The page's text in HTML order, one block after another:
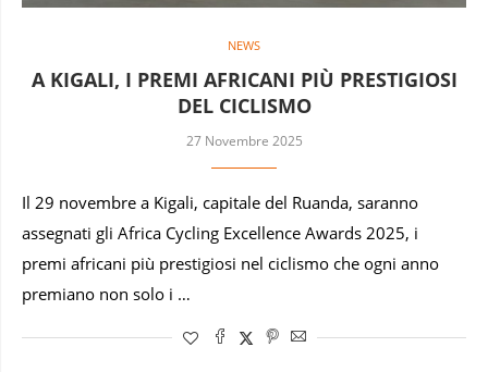
NEWS
A KIGALI, I PREMI AFRICANI PIÙ PRESTIGIOSI
DEL CICLISMO
27 Novembre 2025
Il 29 novembre a Kigali, capitale del Ruanda, saranno
assegnati gli Africa Cycling Excellence Awards 2025, i
premi africani più prestigiosi nel ciclismo che ogni anno
premiano non solo i …